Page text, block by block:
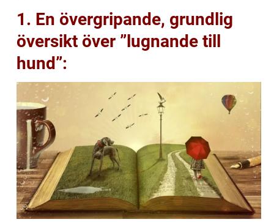
1. En övergripande, grundlig
översikt över ”lugnande till
hund”: